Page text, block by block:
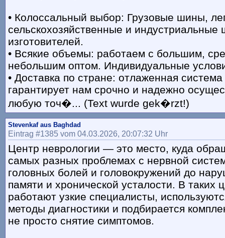
• Колоссальный выбор: Грузовые шины,
сельскохозяйственные и
изготовителей.
• Всякие объемы: работаем c большим,
небольшим оптом. Индивидуальные
• Доставка по стране: отлаженная система
гарантирует нам срочно и надежно
любую точ�... (Text wurde gek�rzt!)
Stevenkaf aus Baghdad
Eintrag #1385 vom 04.03.2026, 20:07:32 Uhr
Центр неврологии — это место, куда
самых разных проблемах с нервной
головных болей и головокружений до
памяти и хронической усталости. В таких
работают узкие специалисты,
методы диагностики и подбирается
не просто снятие симптомов.